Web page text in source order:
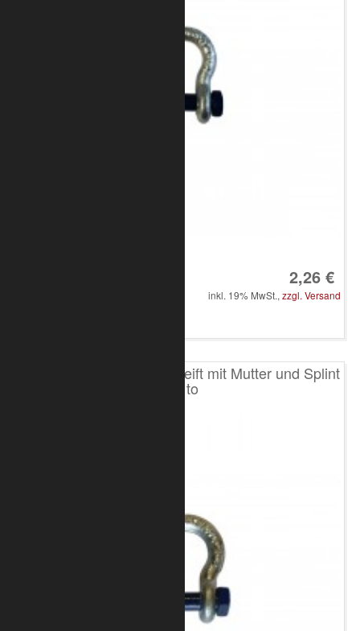
2,26 €
inkl. 19% MwSt., zzgl. Versand
Schäkel hochfest geschweift mit Mutter und Splint
1,0 to